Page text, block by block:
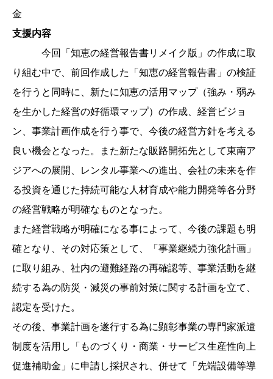
金
支援内容
今回「知恵の経営報告書リメイク版」の作成に取
り組む中で、前回作成した「知恵の経営報告書」の検証
を行うと同時に、新たに知恵の活用マップ（強み・弱み
を生かした経営の好循環マップ）の作成、経営ビジョ
ン、事業計画作成を行う事で、今後の経営方針を考える
良い機会となった。また新たな販路開拓先として東南ア
ジアへの展開、レンタル事業への進出、会社の未来を作
る投資を通じた持続可能な人材育成や能力開発等各分野
の経営戦略が明確なものとなった。
また経営戦略が明確になる事によって、今後の課題も明
確となり、その対応策として、「事業継続力強化計画」
に取り組み、社内の避難経路の再確認等、事業活動を継
続する為の防災・減災の事前対策に関する計画を立て、
認定を受けた。
その後、事業計画を遂行する為に顕彰事業の専門家派遣
制度を活用し「ものづくり・商業・サービス生産性向上
促進補助金」に申請し採択され、併せて「先端設備等導